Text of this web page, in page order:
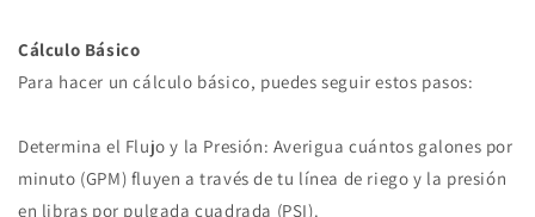
Cálculo Básico
Para hacer un cálculo básico, puedes seguir estos pasos:
Determina el Flujo y la Presión: Averigua cuántos galones por
minuto (GPM) fluyen a través de tu línea de riego y la presión
en libras por pulgada cuadrada (PSI).